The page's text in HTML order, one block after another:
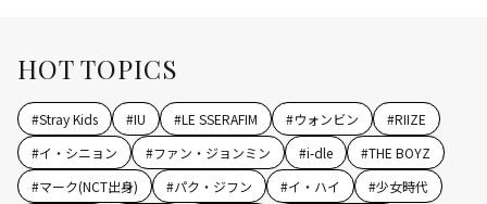
HOT TOPICS
#Stray Kids #IU #LE SSERAFIM #ウォンビン #RIIZE
#イ・シニョン #ファン・ジョンミン #i-dle #THE BOYZ
#マーク(NCT出身) #パク・ジフン #イ・ハイ #少女時代